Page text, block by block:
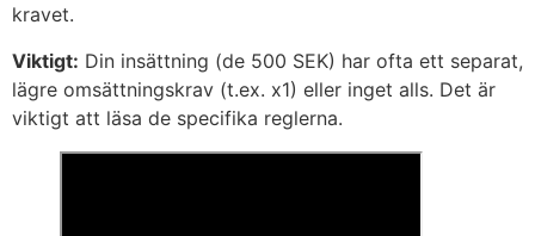
kravet.
Viktigt: Din insättning (de 500 SEK) har ofta ett separat,
lägre omsättningskrav (t.ex. x1) eller inget alls. Det är
viktigt att läsa de specifika reglerna.